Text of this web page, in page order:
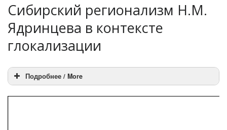
Сибирский регионализм Н.М.
Ядринцева в контексте
глокализации
Подробнее / More